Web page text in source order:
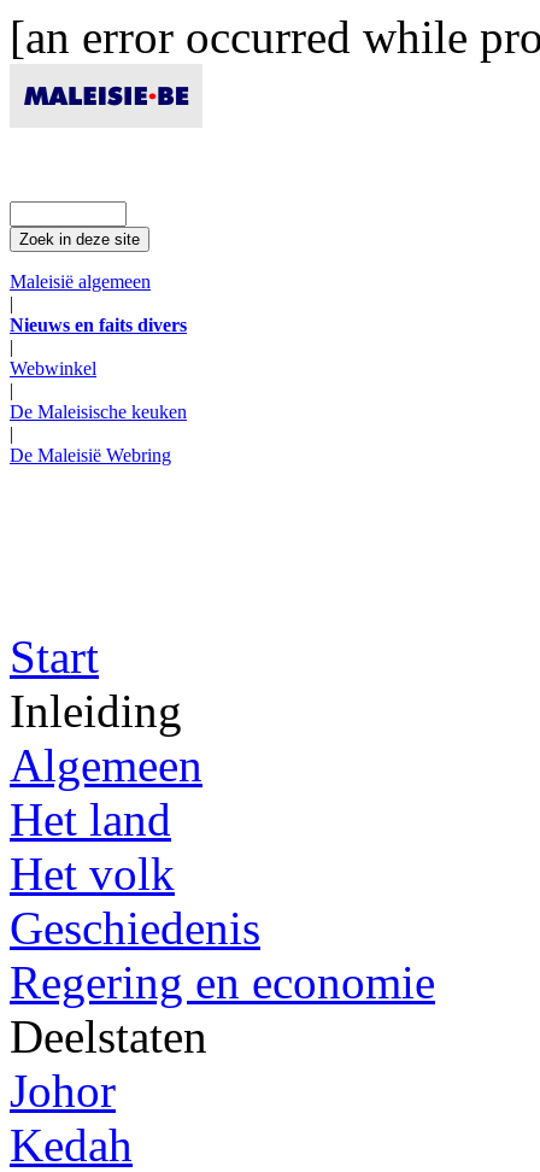
[an error occurred while
Maleisië algemeen
|
Nieuws en faits divers
|
Webwinkel
|
De Maleisische keuken
|
De Maleisië Webring
Start
Inleiding
Algemeen
Het land
Het volk
Geschiedenis
Regering en economie
Deelstaten
Johor
Kedah